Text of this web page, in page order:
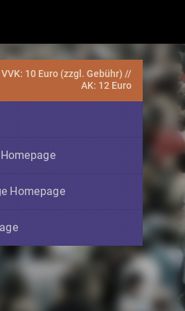
VVK: 10 Euro (zzgl. Gebühr) //
AK: 12 Euro
Homepage